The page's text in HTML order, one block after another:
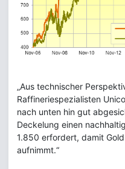
„Aus technischer
Raffineriespezialisten
nach unten hin gut
Deckelung einen
1.850 erfordert, damit
aufnimmt.“